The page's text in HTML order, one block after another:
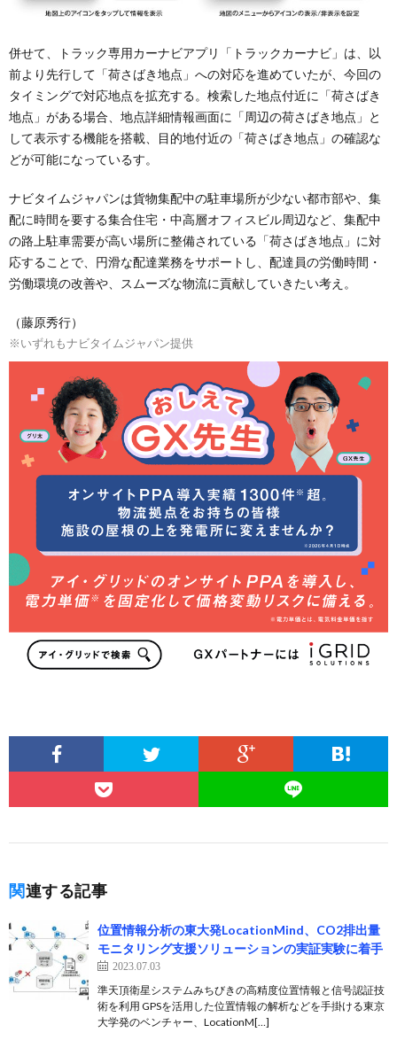
併せて、トラック専用カーナビアプリ「トラックカーナビ」は、以
前より先行して「荷さばき地点」への対応を進めていたが、今回の
タイミングで対応地点を拡充する。検索した地点付近に「荷さばき
地点」がある場合、地点詳細情報画面に「周辺の荷さばき地点」と
して表示する機能を搭載、目的地付近の「荷さばき地点」の確認な
どが可能になっているす。
ナビタイムジャパンは貨物集配中の駐車場所が少ない都市部や、集
配に時間を要する集合住宅・中高層オフィスビル周辺など、集配中
の路上駐車需要が高い場所に整備されている「荷さばき地点」に対
応することで、円滑な配達業務をサポートし、配達員の労働時間・
労働環境の改善や、スムーズな物流に貢献していきたい考え。
（藤原秀行）
※いずれもナビタイムジャパン提供
関連する記事
位置情報分析の東大発LocationMind、CO2排出量
モニタリング支援ソリューションの実証実験に着手
2023.07.03
準天頂衛星システムみちびきの高精度位置情報と信号認証技
術を利用 GPSを活用した位置情報の解析などを手掛ける東京
大学発のベンチャー、LocationM[…]